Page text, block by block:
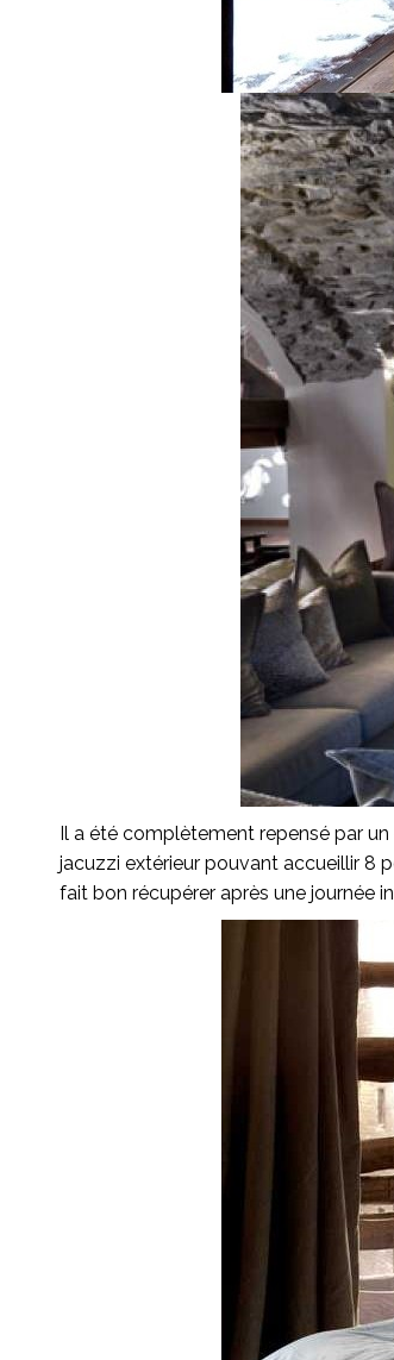
Il a été complètement repensé par
jacuzzi extérieur pouvant accueillir 8
fait bon récupérer après une journée